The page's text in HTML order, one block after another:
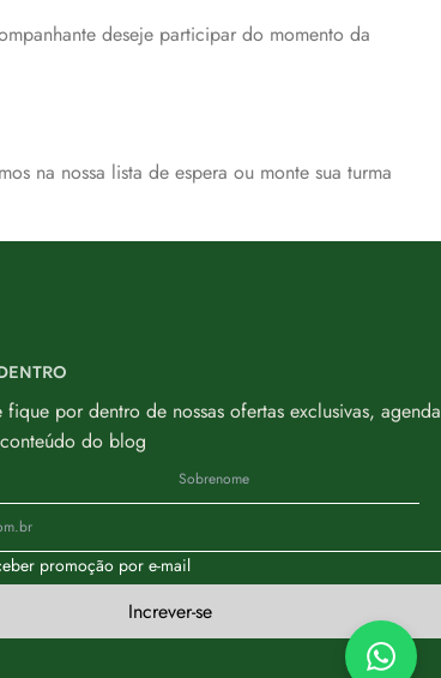
deseje participar do momento da
na nossa lista de espera ou monte sua turma
fique por dentro de nossas ofertas exclusivas, agenda
do blog
promoção por e-mail
Increver-se